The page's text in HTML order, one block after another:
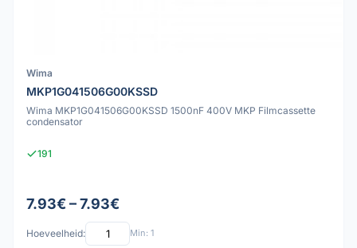
Wima
MKP1G041506G00KSSD
Wima MKP1G041506G00KSSD 1500nF 400V MKP Filmcassette
condensator
191
7.93€ – 7.93€
Hoeveelheid: Min: 1